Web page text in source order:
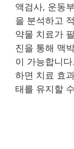
액검사, 운동
을 분석하고
약물 치료가
진을 통해 맥
이 가능합니
하면 치료 효
태를 유지할